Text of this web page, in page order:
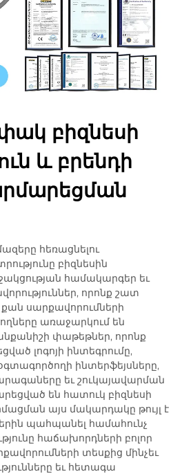
բիզնեսի
և բրենդի
հեռացնելու
բիզնեսին
համակարգեր եւ
որոնք շատ
սարքավորումների
առաջարկում են
փաթեթներ, որոնք
լոգոյի ինտեգրումը,
ինտերֆեյսները,
եւ շուկայավարման
են հատուկ բիզնեսի
այս մակարդակը թույլ է
պահպանել համահունչ
հաճախորդների բոլոր
տեսքից մինչեւ
եւ հետագա